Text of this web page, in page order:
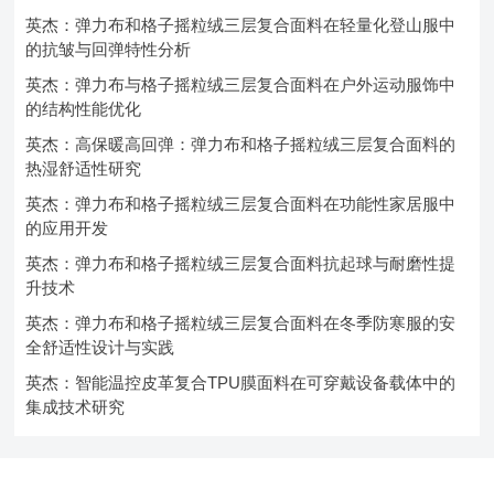
英杰：弹力布和格子摇粒绒三层复合面料在轻量化登山服中
的抗皱与回弹特性分析
英杰：弹力布与格子摇粒绒三层复合面料在户外运动服饰中
的结构性能优化
英杰：高保暖高回弹：弹力布和格子摇粒绒三层复合面料的
热湿舒适性研究
英杰：弹力布和格子摇粒绒三层复合面料在功能性家居服中
的应用开发
英杰：弹力布和格子摇粒绒三层复合面料抗起球与耐磨性提
升技术
英杰：弹力布和格子摇粒绒三层复合面料在冬季防寒服的安
全舒适性设计与实践
英杰：智能温控皮革复合TPU膜面料在可穿戴设备载体中的
集成技术研究